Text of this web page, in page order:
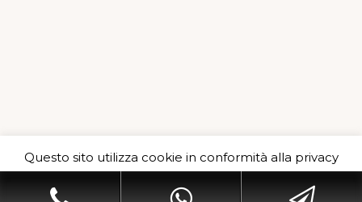
Per effettuare uno sgombero consulta il sito
Sgomberi Milano
Questo sito utilizza cookie in conformità alla privacy